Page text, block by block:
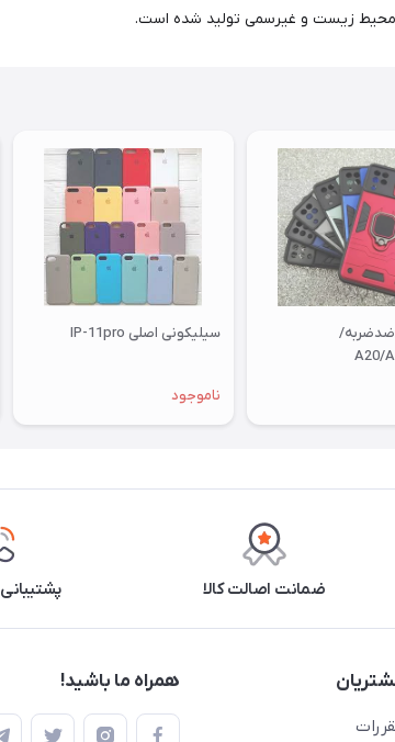
ضدضربه/
سیلیکونی اصلی IP-11pro
ناموجود
ضمانت اصالت کالا پشتیبانی ۲۴ ساعته
همراه ما باشید!